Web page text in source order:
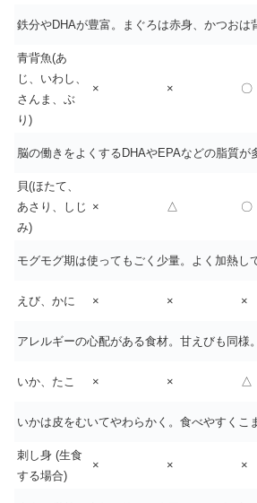
鉄分やDHAが豊富。まぐろは赤身、かつおは
青背魚(あ
じ、いわし、
さんま、ぶ
り)
× × 〇
脳の働きをよくするDHAやEPAなどの脂質が
貝(ほたて、
あさり、しじ
み)
× △ 〇
モグモグ期は使ってもごく少量。よく加熱し
えび、かに × × ×
アレルギーの心配がある食材。甘えびも同様。
いか、たこ × × △
いかは皮をむいてやわらかく。食べやすくこ
刺し身 (生食
する場合)
× × ×